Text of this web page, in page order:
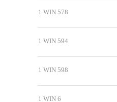
1 WIN 578
1 WIN 594
1 WIN 598
1 WIN 6